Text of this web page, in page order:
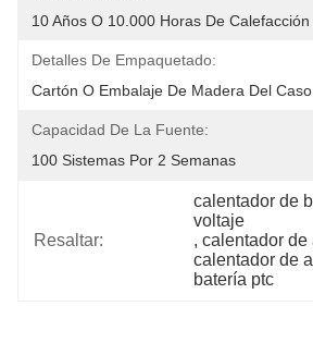
10 Años O 10.000 Horas De Calefacción
Detalles De Empaquetado:
Cartón O Embalaje De Madera Del Caso
Capacidad De La Fuente:
100 Sistemas Por 2 Semanas
Resaltar:
calentador de
voltaje
, calentador de
calentador de
batería ptc